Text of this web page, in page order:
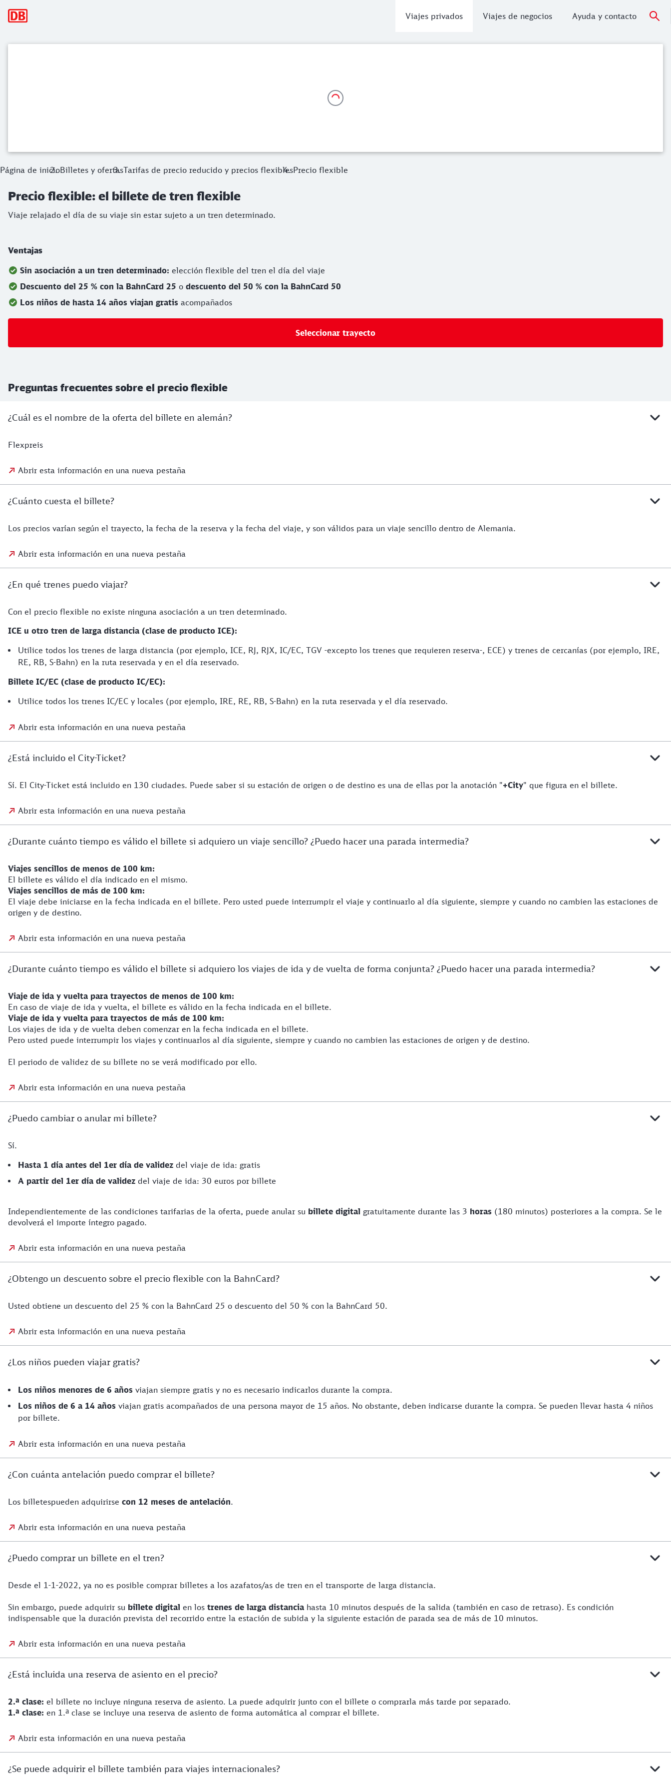
Viajes privados Viajes de negocios Ayuda y contacto
Página de inicioBilletes y ofertasTarifas de precio reducido y precios flexiblesPrecio flexible
Precio flexible: el billete de tren flexible
Viaje relajado el día de su viaje sin estar sujeto a un tren determinado.
Ventajas
Sin asociación a un tren determinado: elección flexible del tren el día del viaje
Descuento del 25 % con la BahnCard 25 o descuento del 50 % con la BahnCard 50
Los niños de hasta 14 años viajan gratis acompañados
Seleccionar trayecto
Preguntas frecuentes sobre el precio flexible
¿Cuál es el nombre de la oferta del billete en alemán?
Flexpreis
Abrir esta información en una nueva pestaña
¿Cuánto cuesta el billete?
Los precios varían según el trayecto, la fecha de la reserva y la fecha del viaje, y son válidos para un viaje sencillo dentro de Alemania.
Abrir esta información en una nueva pestaña
¿En qué trenes puedo viajar?
Con el precio flexible no existe ninguna asociación a un tren determinado.
ICE u otro tren de larga distancia (clase de producto ICE):
Utilice todos los trenes de larga distancia (por ejemplo, ICE, RJ, RJX, IC/EC, TGV -excepto los trenes que requieren reserva-, ECE) y trenes de cercanías (por ejemplo, IRE,
RE, RB, S-Bahn) en la ruta reservada y en el día reservado.
Billete IC/EC (clase de producto IC/EC):
Utilice todos los trenes IC/EC y locales (por ejemplo, IRE, RE, RB, S-Bahn) en la ruta reservada y el día reservado.
Abrir esta información en una nueva pestaña
¿Está incluido el City-Ticket?
Sí. El City-Ticket está incluido en 130 ciudades. Puede saber si su estación de origen o de destino es una de ellas por la anotación "+City" que figura en el billete.
Abrir esta información en una nueva pestaña
¿Durante cuánto tiempo es válido el billete si adquiero un viaje sencillo? ¿Puedo hacer una parada intermedia?
Viajes sencillos de menos de 100 km:
El billete es válido el día indicado en el mismo.
Viajes sencillos de más de 100 km:
El viaje debe iniciarse en la fecha indicada en el billete. Pero usted puede interrumpir el viaje y continuarlo al día siguiente, siempre y cuando no cambien las estaciones de
origen y de destino.
Abrir esta información en una nueva pestaña
¿Durante cuánto tiempo es válido el billete si adquiero los viajes de ida y de vuelta de forma conjunta? ¿Puedo hacer una parada intermedia?
Viaje de ida y vuelta para trayectos de menos de 100 km:
En caso de viaje de ida y vuelta, el billete es válido en la fecha indicada en el billete.
Viaje de ida y vuelta para trayectos de más de 100 km:
Los viajes de ida y de vuelta deben comenzar en la fecha indicada en el billete.
Pero usted puede interrumpir los viajes y continuarlos al día siguiente, siempre y cuando no cambien las estaciones de origen y de destino.
El periodo de validez de su billete no se verá modificado por ello.
Abrir esta información en una nueva pestaña
¿Puedo cambiar o anular mi billete?
Sí.
Hasta 1 día antes del 1er día de validez del viaje de ida: gratis
A partir del 1er día de validez del viaje de ida: 30 euros por billete
Independientemente de las condiciones tarifarias de la oferta, puede anular su billete digital gratuitamente durante las 3 horas (180 minutos) posteriores a la compra. Se le
devolverá el importe íntegro pagado.
Abrir esta información en una nueva pestaña
¿Obtengo un descuento sobre el precio flexible con la BahnCard?
Usted obtiene un descuento del 25 % con la BahnCard 25 o descuento del 50 % con la BahnCard 50.
Abrir esta información en una nueva pestaña
¿Los niños pueden viajar gratis?
Los niños menores de 6 años viajan siempre gratis y no es necesario indicarlos durante la compra.
Los niños de 6 a 14 años viajan gratis acompañados de una persona mayor de 15 años. No obstante, deben indicarse durante la compra. Se pueden llevar hasta 4 niños
por billete.
Abrir esta información en una nueva pestaña
¿Con cuánta antelación puedo comprar el billete?
Los billetespueden adquirirse con 12 meses de antelación.
Abrir esta información en una nueva pestaña
¿Puedo comprar un billete en el tren?
Desde el 1-1-2022, ya no es posible comprar billetes a los azafatos/as de tren en el transporte de larga distancia.
Sin embargo, puede adquirir su billete digital en los trenes de larga distancia hasta 10 minutos después de la salida (también en caso de retraso). Es condición
indispensable que la duración prevista del recorrido entre la estación de subida y la siguiente estación de parada sea de más de 10 minutos.
Abrir esta información en una nueva pestaña
¿Está incluida una reserva de asiento en el precio?
2.ª clase: el billete no incluye ninguna reserva de asiento. La puede adquirir junto con el billete o comprarla más tarde por separado.
1.ª clase: en 1.ª clase se incluye una reserva de asiento de forma automática al comprar el billete.
Abrir esta información en una nueva pestaña
¿Se puede adquirir el billete también para viajes internacionales?